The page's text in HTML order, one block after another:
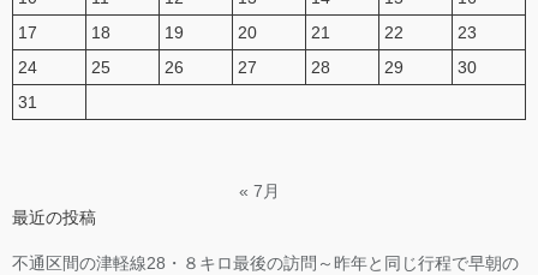
17
18 19 20 21 22
23
24
25 26 27 28 29
30
31
« 7月
最近の投稿
不通区間の津軽線28・８キロ最後の訪問～昨年と同じ行程で早朝の